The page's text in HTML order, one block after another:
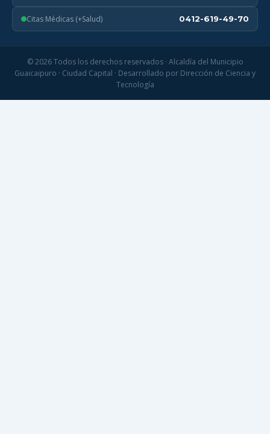
Citas Médicas (+Salud) 0412-619-49-70
© 2026 Todos los derechos reservados · Alcaldía del Municipio
Guaicaipuro · Ciudad Capital · Desarrollado por Dirección de Ciencia y
Tecnología